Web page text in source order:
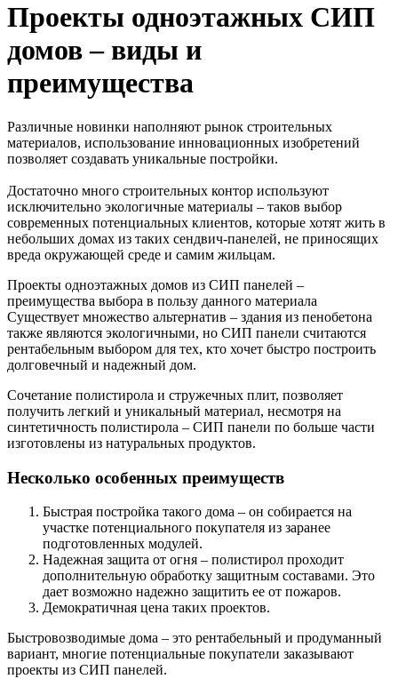
Проекты одноэтажных СИП
домов – виды и
преимущества
Различные новинки наполняют рынок строительных
материалов, использование инновационных изобретений
позволяет создавать уникальные постройки.
Достаточно много строительных контор используют
исключительно экологичные материалы – таков выбор
современных потенциальных клиентов, которые хотят жить в
небольших домах из таких сендвич-панелей, не приносящих
вреда окружающей среде и самим жильцам.
Проекты одноэтажных домов из СИП панелей –
преимущества выбора в пользу данного материала
Существует множество альтернатив – здания из пенобетона
также являются экологичными, но СИП панели считаются
рентабельным выбором для тех, кто хочет быстро построить
долговечный и надежный дом.
Сочетание полистирола и стружечных плит, позволяет
получить легкий и уникальный материал, несмотря на
синтетичность полистирола – СИП панели по больше части
изготовлены из натуральных продуктов.
Несколько особенных преимуществ
Быстрая постройка такого дома – он собирается на
участке потенциального покупателя из заранее
подготовленных модулей.
Надежная защита от огня – полистирол проходит
дополнительную обработку защитным составами. Это
дает возможно надежно защитить ее от пожаров.
Демократичная цена таких проектов.
Быстровозводимые дома – это рентабельный и продуманный
вариант, многие потенциальные покупатели заказывают
проекты из СИП панелей.